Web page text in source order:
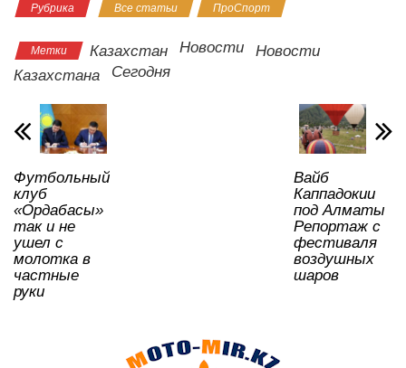
at
s
A
p
p
c
e
b
o
o
k
tt
er
n
o
e
gr
.R
u
и
ть
Рубрика Все статьи ПроСпорт
Метки Казахстан Новости
Новости
Казахстана
Сегодня
Футбольный
клуб
«Ордабасы»
так и не
ушел с
молотка в
частные
руки
Вайб
Каппадокии
под Алматы
Репортаж с
фестиваля
воздушных
шаров